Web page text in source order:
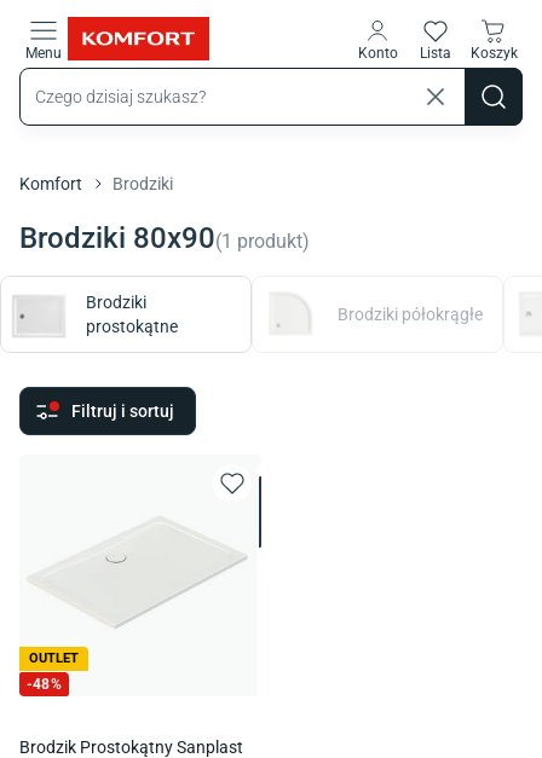
Menu Konto Lista Koszyk
Komfort Brodziki
Brodziki 80x90(1 produkt)
Brodziki
prostokątne
Brodziki półokrągłe
Filtruj i sortuj
OUTLET
-48%
Brodzik Prostokątny Sanplast